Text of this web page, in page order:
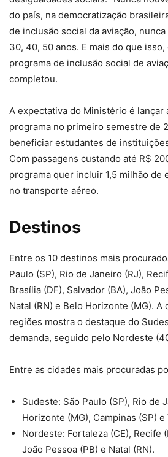
do país, na democratização
de inclusão social da aviação,
30, 40, 50 anos. E mais do que
programa de inclusão social de
completou.
A expectativa do Ministério é lançar
programa no primeiro semestre de
beneficiar estudantes de
Com passagens custando até R$
programa quer incluir 1,5 milhão de
no transporte aéreo.
Destinos
Entre os 10 destinos mais
Paulo (SP), Rio de Janeiro (RJ),
Brasília (DF), Salvador (BA), João
Natal (RN) e Belo Horizonte (MG).
regiões mostra o destaque do
demanda, seguido pelo Nordeste
Entre as cidades mais procuradas
Sudeste: São Paulo (SP), Rio de
Horizonte (MG), Campinas (SP) e
Nordeste: Fortaleza (CE), Recife
João Pessoa (PB) e Natal (RN).